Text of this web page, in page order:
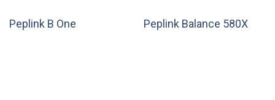
Peplink B One Peplink Balance 580X